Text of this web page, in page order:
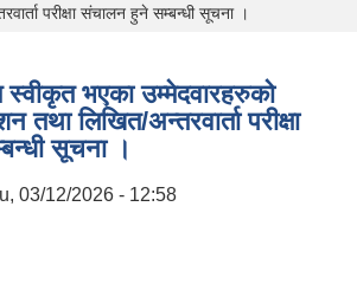
परीक्षा संचालन हुने सम्बन्धी सूचना ।
स्वीकृत भएका उम्मेदवारहरुको
तथा लिखित/अन्तरवार्ता परीक्षा
सूचना ।
03/12/2026 - 12:58